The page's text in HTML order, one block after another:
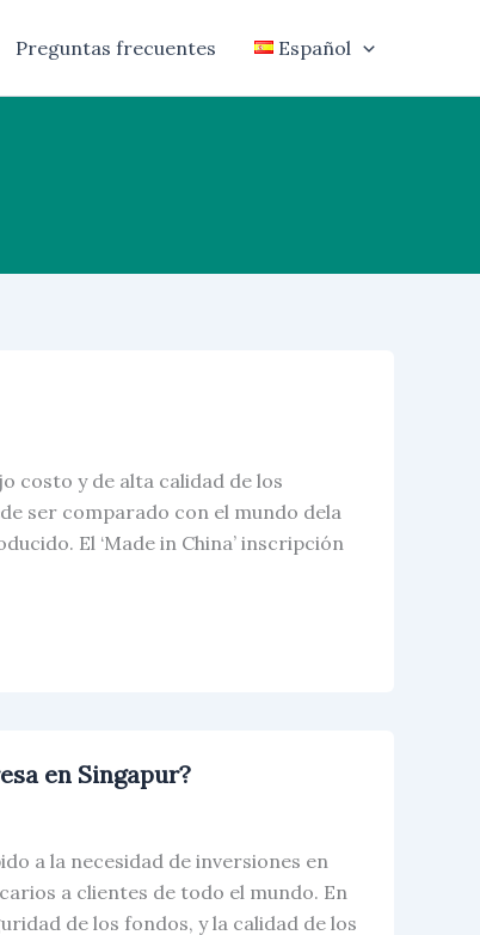
Preguntas frecuentes Español
costo y de alta calidad de los
ser comparado con el mundo dela
El ‘Made in China’ inscripción
en Singapur?
a la necesidad de inversiones en
a clientes de todo el mundo. En
de los fondos, y la calidad de los